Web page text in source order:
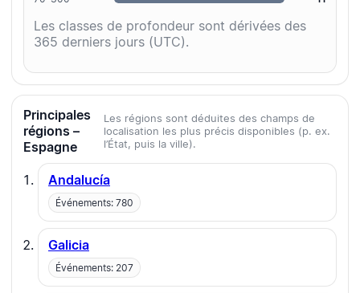
Les classes de profondeur sont dérivées des
365 derniers jours (UTC).
Principales
régions –
Espagne
Les régions sont déduites des champs de
localisation les plus précis disponibles (p. ex.
l’État, puis la ville).
Andalucía
Événements: 780
Galicia
Événements: 207